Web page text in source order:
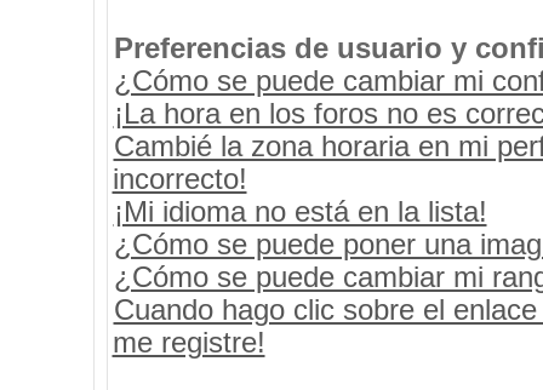
Preferencias de usuario y
¿Cómo se puede cambiar mi
¡La hora en los foros no es
Cambié la zona horaria en mi
incorrecto!
¡Mi idioma no está en la lista!
¿Cómo se puede poner una
¿Cómo se puede cambiar mi
Cuando hago clic sobre el
me registre!